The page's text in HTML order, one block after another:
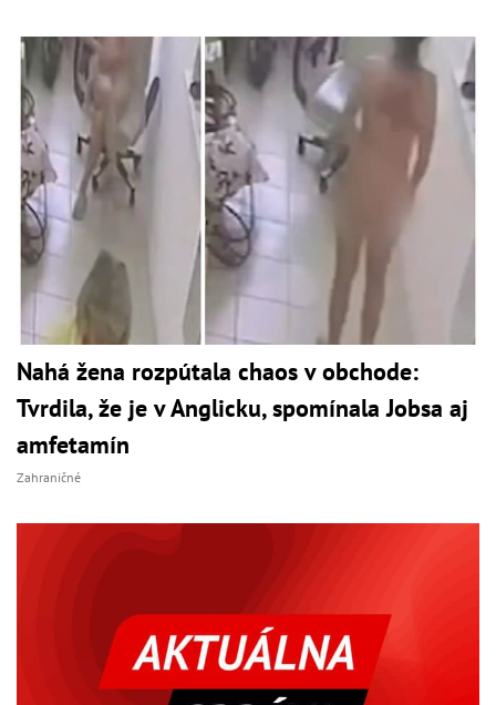
Nahá žena rozpútala chaos v obchode:
Tvrdila, že je v Anglicku, spomínala Jobsa aj
amfetamín
Zahraničné